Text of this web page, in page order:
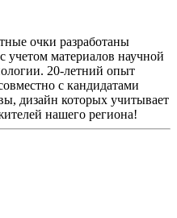
очки разработаны
материалов научной
20-летний опыт
с кандидатами
дизайн которых учитывает
нашего региона!